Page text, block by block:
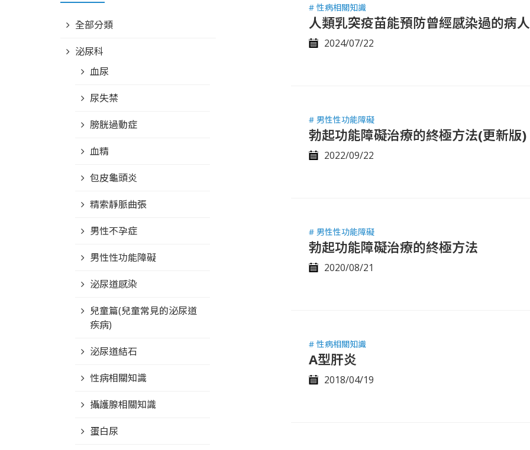
# 性病相關知識
人類乳突疫苗能預防曾經感染過的病
2024/07/22
# 男性性功能障礙
勃起功能障礙治療的終極方法(更新版)
2022/09/22
# 男性性功能障礙
勃起功能障礙治療的終極方法
2020/08/21
# 性病相關知識
A型肝炎
2018/04/19
全部分類
泌尿科
血尿
尿失禁
膀胱過動症
血精
包皮龜頭炎
精索靜脈曲張
男性不孕症
男性性功能障礙
泌尿道感染
兒童篇(兒童常見的泌尿道
疾病)
泌尿道結石
性病相關知識
攝護腺相關知識
蛋白尿